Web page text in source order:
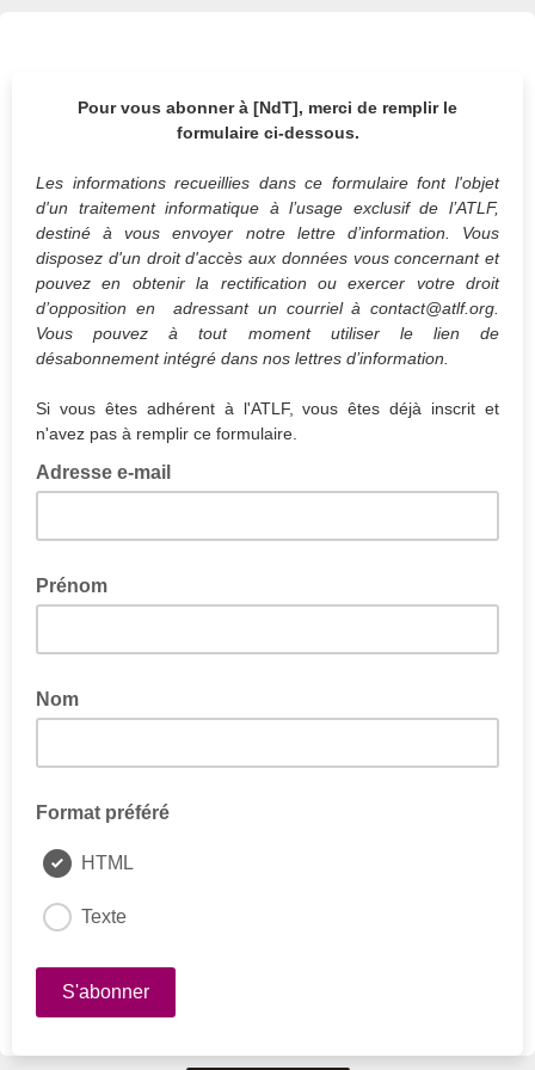
Pour vous abonner à [NdT], merci de remplir le
formulaire ci-dessous.
Les informations recueillies dans ce formulaire font l'objet
d'un traitement informatique à l’usage exclusif de l’ATLF,
destiné à vous envoyer notre lettre d’information. Vous
disposez d'un droit d'accès aux données vous concernant et
pouvez en obtenir la rectification ou exercer votre droit
d’opposition en adressant un courriel à contact@atlf.org.
Vous pouvez à tout moment utiliser le lien de
désabonnement intégré dans nos lettres d’information.
Si vous êtes adhérent à l'ATLF, vous êtes déjà inscrit et
n'avez pas à remplir ce formulaire.
Adresse e-mail
Prénom
Nom
Format préféré
HTML
Texte